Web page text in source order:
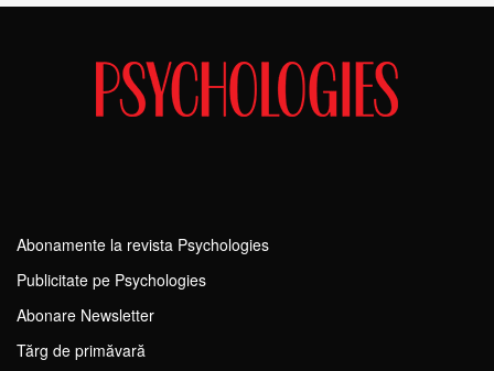
Abonamente la revista Psychologies
Publicitate pe Psychologies
Abonare Newsletter
Tărg de primăvară